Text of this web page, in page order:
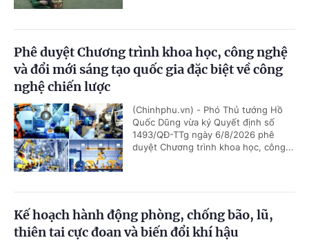
Phê duyệt Chương trình khoa học, công nghệ
và đổi mới sáng tạo quốc gia đặc biệt về công
nghệ chiến lược
(Chinhphu.vn) - Phó Thủ tướng Hồ
Quốc Dũng vừa ký Quyết định số
1493/QĐ-TTg ngày 6/8/2026 phê
duyệt Chương trình khoa học, công...
Kế hoạch hành động phòng, chống bão, lũ,
thiên tai cực đoan và biến đổi khí hậu